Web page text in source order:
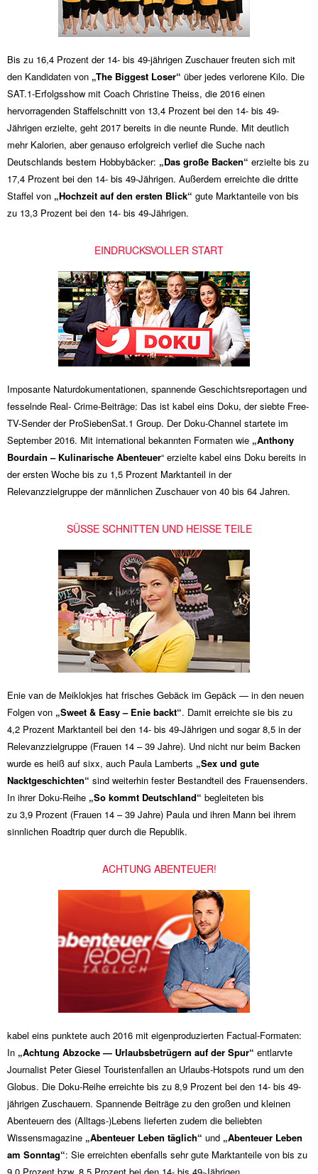
Bis zu 16,4 Prozent der 14- bis 49-jährigen Zuschauer freuten sich mit
den Kandidaten von „The Biggest Loser“ über jedes verlorene Kilo. Die
SAT.1-Erfolgsshow mit Coach Christine Theiss, die 2016 einen
hervorragenden Staffelschnitt von 13,4 Prozent bei den 14- bis 49-
Jährigen erzielte, geht 2017 bereits in die neunte Runde. Mit deutlich
mehr Kalorien, aber genauso erfolgreich verlief die Suche nach
Deutschlands bestem Hobbybäcker: „Das große Backen“ erzielte bis zu
17,4 Prozent bei den 14- bis 49-Jährigen. Außerdem erreichte die dritte
Staffel von „Hochzeit auf den ersten Blick“ gute Marktanteile von bis
zu 13,3 Prozent bei den 14- bis 49-Jährigen.
EINDRUCKSVOLLER START
Imposante Naturdokumentationen, spannende Geschichtsreportagen und
fesselnde Real- Crime-Beiträge: Das ist kabel eins Doku, der siebte Free-
TV-Sender der ProSiebenSat.1 Group. Der Doku-Channel startete im
September 2016. Mit international bekannten Formaten wie „Anthony
Bourdain – Kulinarische Abenteuer“ erzielte kabel eins Doku bereits in
der ersten Woche bis zu 1,5 Prozent Marktanteil in der
Relevanzzielgruppe der männlichen Zuschauer von 40 bis 64 Jahren.
SÜSSE SCHNITTEN UND HEISSE TEILE
Enie van de Meiklokjes hat frisches Gebäck im Gepäck — in den neuen
Folgen von „Sweet & Easy – Enie backt“. Damit erreichte sie bis zu
4,2 Prozent Marktanteil bei den 14- bis 49-Jährigen und sogar 8,5 in der
Relevanzzielgruppe (Frauen 14 – 39 Jahre). Und nicht nur beim Backen
wurde es heiß auf sixx, auch Paula Lamberts „Sex und gute
Nacktgeschichten“ sind weiterhin fester Bestandteil des Frauensenders.
In ihrer Doku-Reihe „So kommt Deutschland“ begleiteten bis
zu 3,9 Prozent (Frauen 14 – 39 Jahre) Paula und ihren Mann bei ihrem
sinnlichen Roadtrip quer durch die Republik.
ACHTUNG ABENTEUER!
kabel eins punktete auch 2016 mit eigenproduzierten Factual-Formaten:
In „Achtung Abzocke — Urlaubsbetrügern auf der Spur“ entlarvte
Journalist Peter Giesel Touristenfallen an Urlaubs-Hotspots rund um den
Globus. Die Doku-Reihe erreichte bis zu 8,9 Prozent bei den 14- bis 49-
jährigen Zuschauern. Spannende Beiträge zu den großen und kleinen
Abenteuern des (Alltags-)Lebens lieferten zudem die beliebten
Wissensmagazine „Abenteuer Leben täglich“ und „Abenteuer Leben
am Sonntag“: Sie erreichten ebenfalls sehr gute Marktanteile von bis zu